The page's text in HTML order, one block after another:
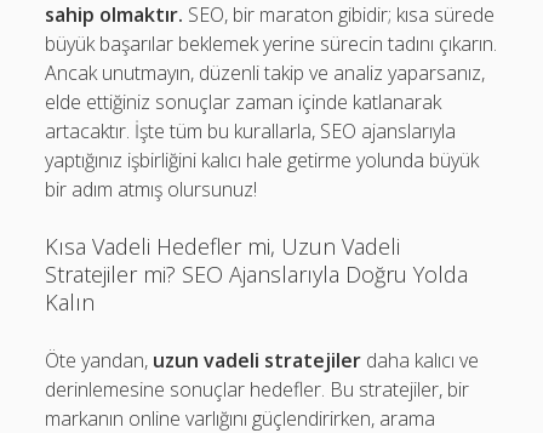
sahip olmaktır. SEO, bir maraton gibidir; kısa sürede
büyük başarılar beklemek yerine sürecin tadını çıkarın.
Ancak unutmayın, düzenli takip ve analiz yaparsanız,
elde ettiğiniz sonuçlar zaman içinde katlanarak
artacaktır. İşte tüm bu kurallarla, SEO ajanslarıyla
yaptığınız işbirliğini kalıcı hale getirme yolunda büyük
bir adım atmış olursunuz!
Kısa Vadeli Hedefler mi, Uzun Vadeli
Stratejiler mi? SEO Ajanslarıyla Doğru Yolda
Kalın
Öte yandan, uzun vadeli stratejiler daha kalıcı ve
derinlemesine sonuçlar hedefler. Bu stratejiler, bir
markanın online varlığını güçlendirirken, arama